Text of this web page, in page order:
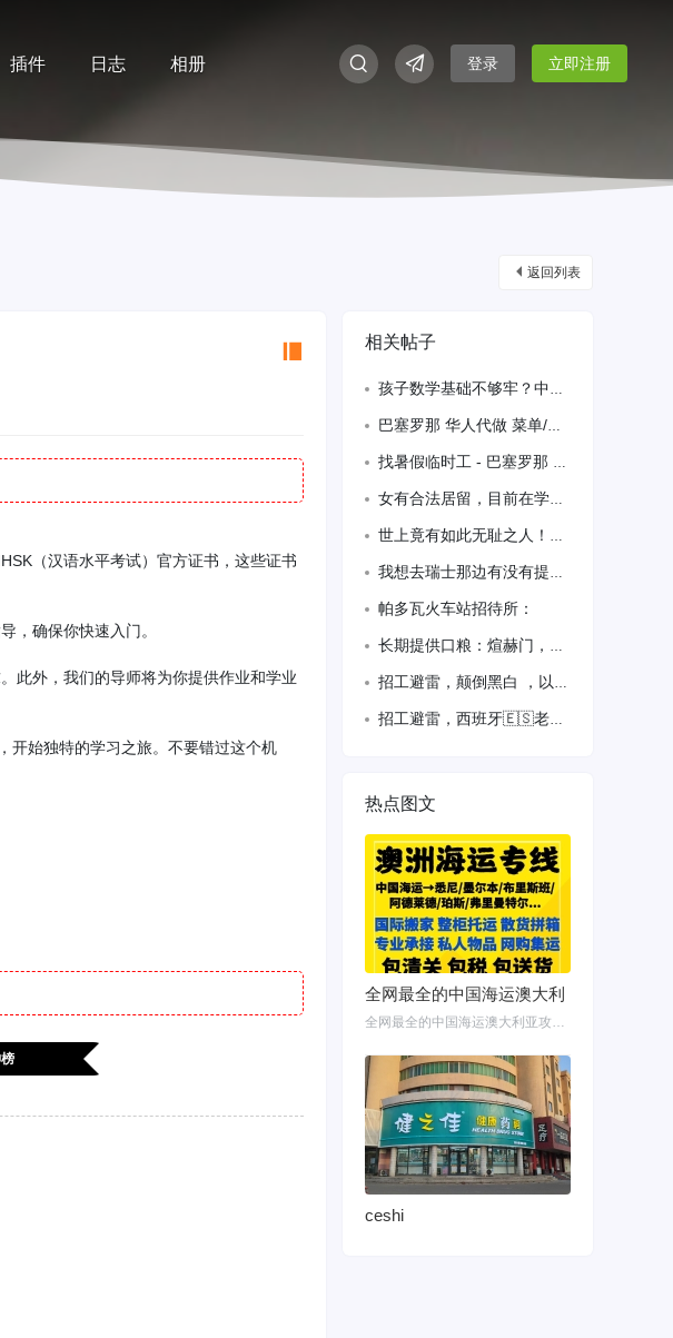
插件 日志 相册 登录 立即注册
返回列表
（汉语水平考试）官方证书，这些证书
，确保你快速入门。
此外，我们的导师将为你提供作业和学业
开始独特的学习之旅。不要错过这个机
相关帖子
孩子数学基础不够牢？中文越来越生疏？一次学习，双重收获！
巴塞罗那 华人代做 菜单/海报/传单设计 · 文件排版 · PDF处理
找暑假临时工 - 巴塞罗那 623358010
女有合法居留，目前在学习西班牙语中，想找份全职工作
世上竟有如此无耻之人！请大家评评理！我是一个东北人，最近遇
我想去瑞士那边有没有提供住宿的联系我
帕多瓦火车站招待所：
长期提供口粮：煊赫门，芙蓉王，软玉溪，白利群和硬中华 批发价格十分美丽，有需要的
招工避雷，颠倒黑白 ，以上内容都是事实 如有半假 不得好死
招工避雷，西班牙🇪🇸老板小心此人
热点图文
全网最全的中国海运澳大利
全网最全的中国海运澳大利亚攻略！细说如何把家具转运悉尼墨尔本布里斯班 国内网购
ceshi